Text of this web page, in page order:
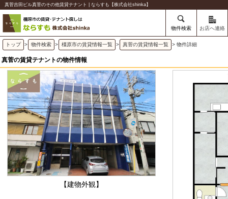
真菅吉田ビル真菅のその他賃貸テナント | ならすも【株式会社shinka】
物件検索 お店へ連絡
トップ > 物件検索 > 橿原市の賃貸情報一覧 > 真菅の賃貸情報一覧 > 物件詳細
真菅の賃貸テナントの物件情報
【建物外観】